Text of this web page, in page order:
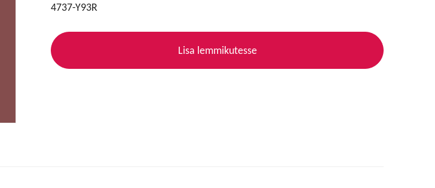
4737-Y93R
Lisa lemmikutesse